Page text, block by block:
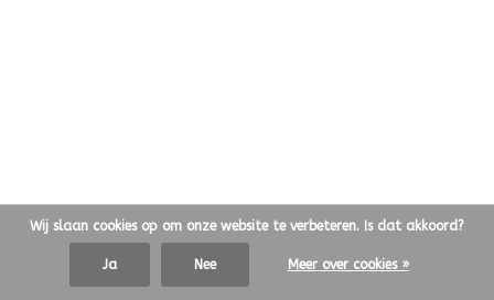
Wij slaan cookies op om onze website te verbeteren. Is dat akkoord?
Ja Nee Meer over cookies »